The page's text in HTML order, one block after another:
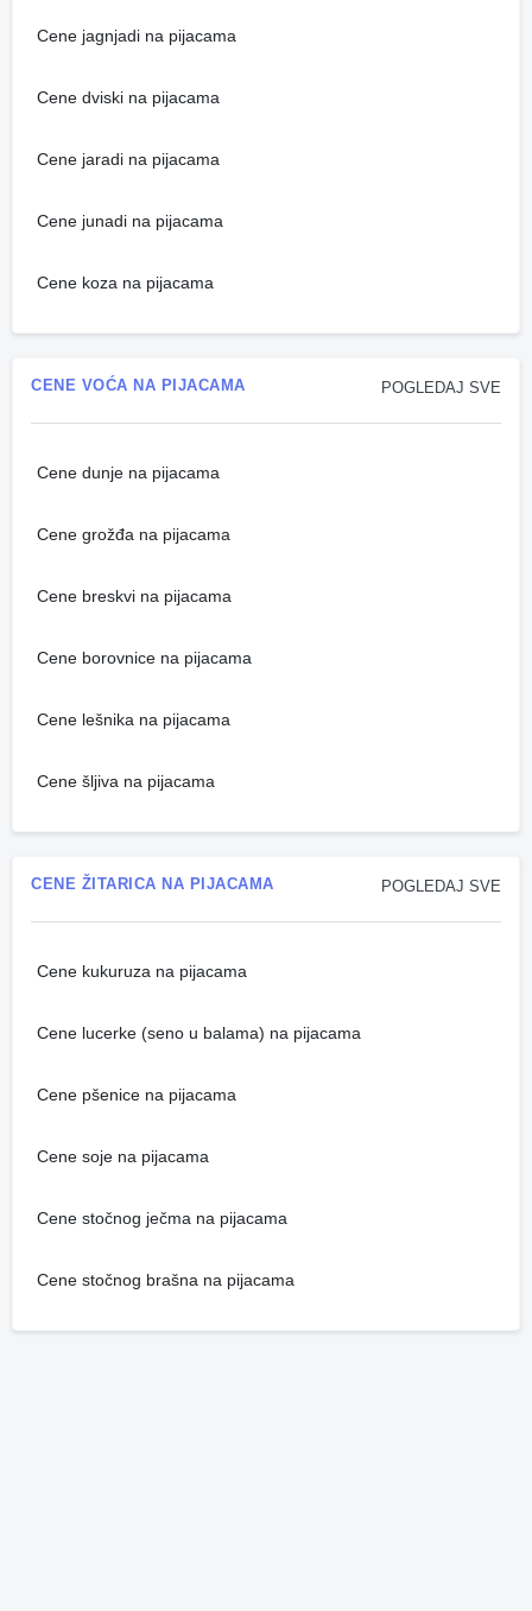
Cene jagnjadi na pijacama
Cene dviski na pijacama
Cene jaradi na pijacama
Cene junadi na pijacama
Cene koza na pijacama
POGLEDAJ SVE
CENE VOĆA NA PIJACAMA
Cene dunje na pijacama
Cene grožđa na pijacama
Cene breskvi na pijacama
Cene borovnice na pijacama
Cene lešnika na pijacama
Cene šljiva na pijacama
POGLEDAJ SVE
CENE ŽITARICA NA PIJACAMA
Cene kukuruza na pijacama
Cene lucerke (seno u balama) na pijacama
Cene pšenice na pijacama
Cene soje na pijacama
Cene stočnog ječma na pijacama
Cene stočnog brašna na pijacama